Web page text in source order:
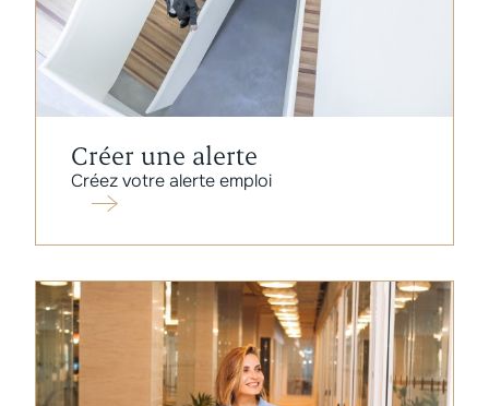
Créer une alerte
Créez votre alerte emploi